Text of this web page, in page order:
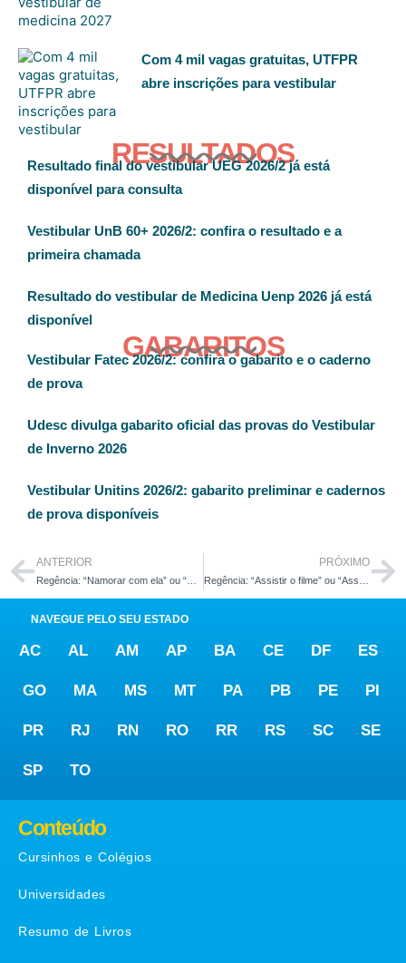
Com 4 mil vagas gratuitas, UTFPR
abre inscrições para vestibular
RESULTADOS
Resultado final do vestibular UEG 2026/2 já está
disponível para consulta
Vestibular UnB 60+ 2026/2: confira o resultado e a
primeira chamada
Resultado do vestibular de Medicina Uenp 2026 já está
disponível
GABARITOS
Vestibular Fatec 2026/2: confira o gabarito e o caderno
de prova
Udesc divulga gabarito oficial das provas do Vestibular
de Inverno 2026
Vestibular Unitins 2026/2: gabarito preliminar e cadernos
de prova disponíveis
ANTERIOR PRÓXIMO
NAVEGUE PELO SEU ESTADO
AC AL AM AP BA CE DF ES
GO MA MS MT PA PB PE PI
PR RJ RN RO RR RS SC SE
SP TO
Conteúdo
Cursinhos e Colégios
Universidades
Resumo de Livros